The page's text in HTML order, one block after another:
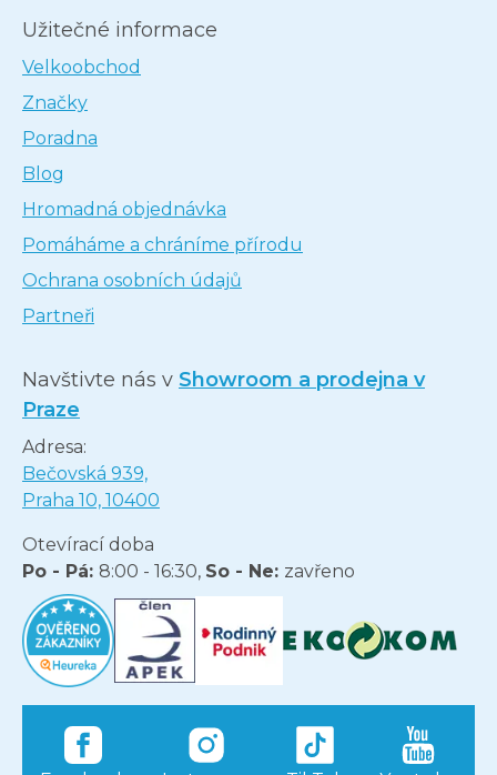
Užitečné informace
Velkoobchod
Značky
Poradna
Blog
Hromadná objednávka
Pomáháme a chráníme přírodu
Ochrana osobních údajů
Partneři
Navštivte nás v Showroom a prodejna v
Praze
Adresa:
Bečovská 939,
Praha 10, 10400
Otevírací doba
Po - Pá: 8:00 - 16:30, So - Ne: zavřeno